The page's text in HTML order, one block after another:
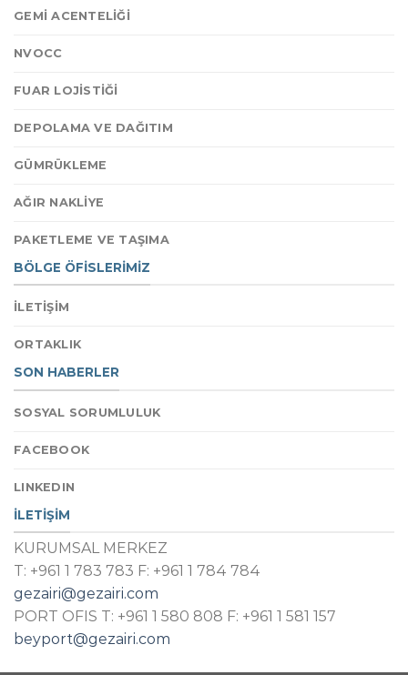
GEMİ ACENTELİĞİ
NVOCC
FUAR LOJİSTİĞİ
DEPOLAMA VE DAĞITIM
GÜMRÜKLEME
AĞIR NAKLİYE
PAKETLEME VE TAŞIMA
BÖLGE ÖFİSLERİMİZ
İLETİŞİM
ORTAKLIK
SON HABERLER
SOSYAL SORUMLULUK
FACEBOOK
LINKEDIN
İLETİŞİM
KURUMSAL MERKEZ
T: +961 1 783 783 F: +961 1 784 784
gezairi@gezairi.com
PORT OFIS T: +961 1 580 808 F: +961 1 581 157
beyport@gezairi.com